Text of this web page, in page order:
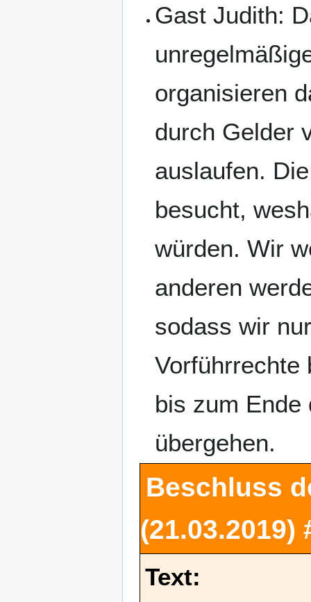
Gast Judith:
organisieren
durch Gelder
auslaufen.
besucht,
würden. Wir
anderen
sodass wir
Vorführrechte
bis zum
übergehen.
Beschluss
Text: